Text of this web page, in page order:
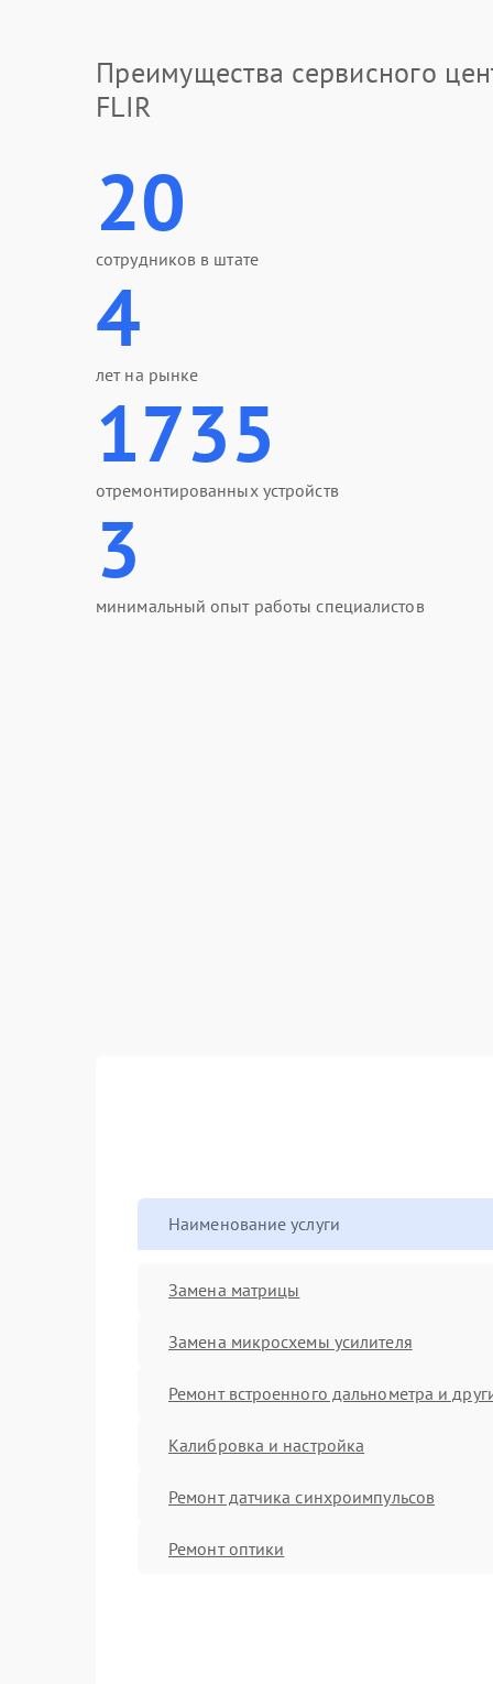
Преимущества сервисного
FLIR
20
сотрудников в штате
4
лет на рынке
1735
отремонтированных устройств
3
минимальный опыт работы специалистов
Наименование услуги
Замена матрицы
Замена микросхемы усилителя
Ремонт встроенного дальнометра и
Калибровка и настройка
Ремонт датчика синхроимпульсов
Ремонт оптики